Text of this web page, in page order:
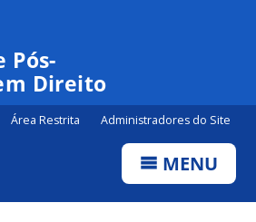
Pós-
Direito
Área Restrita Administradores do Site
MENU